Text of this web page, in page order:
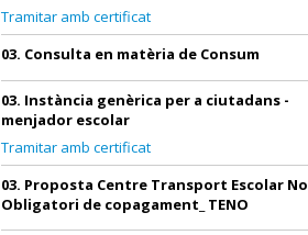
Tramitar amb certificat
03. Consulta en matèria de Consum
03. Instància genèrica per a ciutadans -
menjador escolar
Tramitar amb certificat
03. Proposta Centre Transport Escolar No
Obligatori de copagament_ TENO